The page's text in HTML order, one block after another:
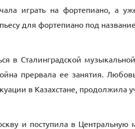
играть на фортепиано, а
для фортепиано под
в Сталинградской
прервала ее занятия.
в Казахстане,
и поступила в